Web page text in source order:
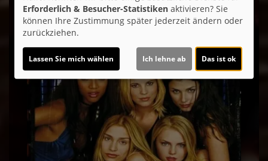
Erforderlich & Besucher-Statistiken aktivieren? Sie
können Ihre Zustimmung später jederzeit ändern oder
zurückziehen.
Lassen Sie mich wählen Ich lehne ab Das ist ok